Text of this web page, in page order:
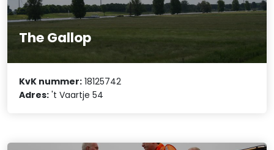
The Gallop
KvK nummer: 18125742
Adres: 't Vaartje 54